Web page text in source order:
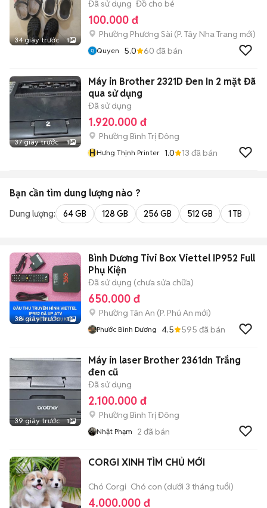
34 giây trước 1
Đã sử dụng Đồ cho bé
100.000 đ
Phường Phương Sài (P. Tây Nha Trang mới)
Quyen 5.0 60 đã bán
37 giây trước 1
Máy in Brother 2321D Đen In 2 mặt Đã
qua sử dụng
Đã sử dụng
1.920.000 đ
Phường Bình Trị Đông
HHưng Thịnh Printer 1.0 13 đã bán
Bạn cần tìm dung lượng nào ?
Dung lượng: 64 GB 128 GB 256 GB 512 GB 1 TB
38 giây trước 1
Bình Dương Tivi Box Viettel IP952 Full
Phụ Kiện
Đã sử dụng (chưa sửa chữa)
650.000 đ
Phường Tân An (P. Phú An mới)
Phước Bình Dương 4.5 595 đã bán
39 giây trước 1
Máy in laser Brother 2361dn Trắng
đen cũ
Đã sử dụng
2.100.000 đ
Phường Bình Trị Đông
Nhật Phạm 2 đã bán
CORGI XINH TÌM CHỦ MỚI
Chó Corgi Chó con (dưới 3 tháng tuổi)
4.000.000 đ